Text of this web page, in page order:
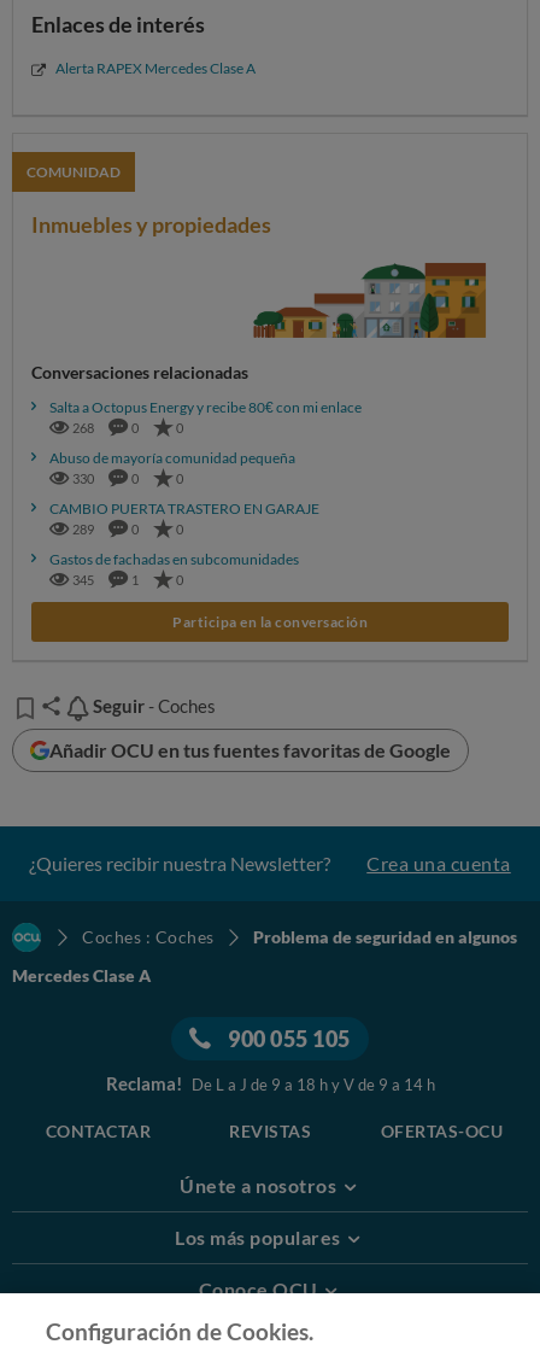
Enlaces de interés
Alerta RAPEX Mercedes Clase A
COMUNIDAD
Inmuebles y propiedades
Conversaciones relacionadas
Salta a Octopus Energy y recibe 80€ con mi enlace
268 0 0
Abuso de mayoría comunidad pequeña
330 0 0
CAMBIO PUERTA TRASTERO EN GARAJE
289 0 0
Gastos de fachadas en subcomunidades
345 1 0
Participa en la conversación
Seguir
Seguir - Coches
Añadir OCU en tus fuentes favoritas de Google
¿Quieres recibir nuestra Newsletter? Crea una cuenta
Coches : Coches
Problema de seguridad en algunos
Mercedes Clase A
900 055 105
Reclama! De L a J de 9 a 18 h y V de 9 a 14 h
CONTACTAR REVISTAS OFERTAS-OCU
Únete a nosotros
Los más populares
Conoce OCU
Más Información
Configuración de Cookies.